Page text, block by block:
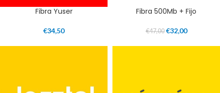
Fibra Yuser
€34,50
Fibra 500Mb + Fijo
€47,00 €32,00